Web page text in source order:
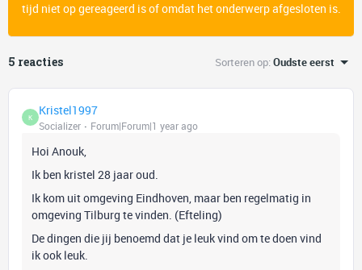
tijd niet op gereageerd is of omdat het onderwerp afgesloten is.
5 reacties Sorteren op:Oudste eerst
K Kristel1997
Socializer Forum|Forum|1 year ago
Hoi Anouk,
Ik ben kristel 28 jaar oud.
Ik kom uit omgeving Eindhoven, maar ben regelmatig in
omgeving Tilburg te vinden. (Efteling)
De dingen die jij benoemd dat je leuk vind om te doen vind
ik ook leuk.